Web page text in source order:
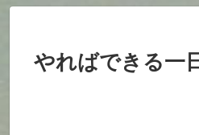
やればできる一